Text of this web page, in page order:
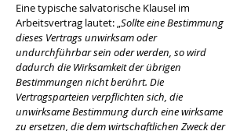
Eine typische salvatorische Klausel im
Arbeitsvertrag lautet: „Sollte eine Bestimmung
dieses Vertrags unwirksam oder
undurchführbar sein oder werden, so wird
dadurch die Wirksamkeit der übrigen
Bestimmungen nicht berührt. Die
Vertragsparteien verpflichten sich, die
unwirksame Bestimmung durch eine wirksame
zu ersetzen, die dem wirtschaftlichen Zweck der